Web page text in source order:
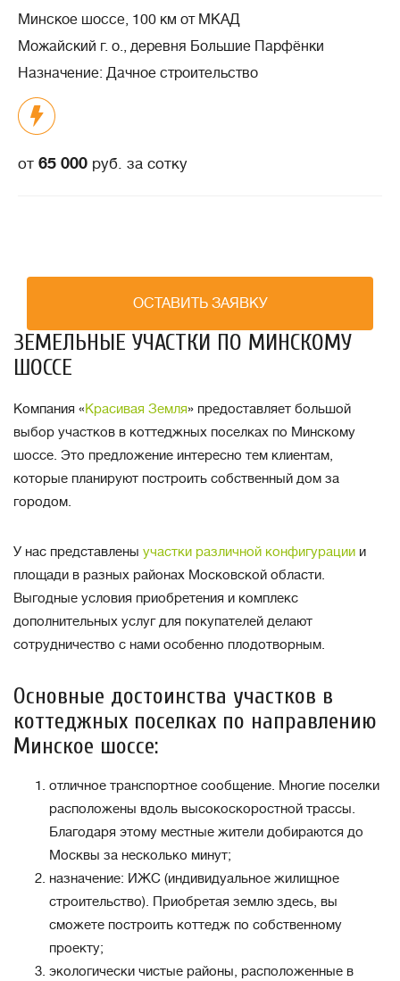
Минское шоссе, 100 км от МКАД
Можайский г. о., деревня Большие Парфёнки
Назначение: Дачное строительство
от 65 000 руб. за сотку
ОСТАВИТЬ ЗАЯВКУ
ЗЕМЕЛЬНЫЕ УЧАСТКИ ПО МИНСКОМУ
ШОССЕ
Компания «Красивая Земля» предоставляет большой
выбор участков в коттеджных поселках по Минскому
шоссе. Это предложение интересно тем клиентам,
которые планируют построить собственный дом за
городом.
У нас представлены участки различной конфигурации и
площади в разных районах Московской области.
Выгодные условия приобретения и комплекс
дополнительных услуг для покупателей делают
сотрудничество с нами особенно плодотворным.
Основные достоинства участков в
коттеджных поселках по направлению
Минское шоссе:
отличное транспортное сообщение. Многие поселки
расположены вдоль высокоскоростной трассы.
Благодаря этому местные жители добираются до
Москвы за несколько минут;
назначение: ИЖС (индивидуальное жилищное
строительство). Приобретая землю здесь, вы
сможете построить коттедж по собственному
проекту;
экологически чистые районы, расположенные в